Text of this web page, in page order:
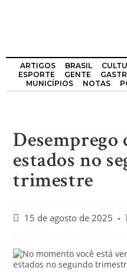
ARTIGOS BRASIL
ESPORTE
GENTE
MUNICÍPIOS
NOTAS
Desemprego
estados no
trimestre
15 de agosto de 2025